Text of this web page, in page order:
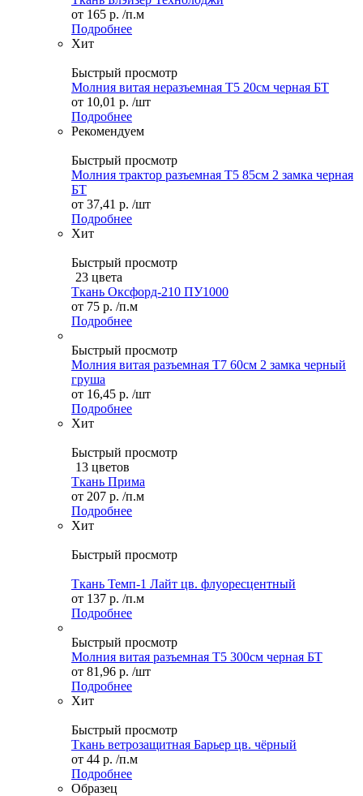
от 165 р. /п.м
Подробнее
Хит
Быстрый просмотр
Молния витая неразъемная Т5 20см черная БТ
от 10,01 р. /шт
Подробнее
Рекомендуем
Быстрый просмотр
Молния трактор разъемная Т5 85см 2 замка черная
БТ
от 37,41 р. /шт
Подробнее
Хит
Быстрый просмотр
23 цвета
Ткань Оксфорд-210 ПУ1000
от 75 р. /п.м
Подробнее
Быстрый просмотр
Молния витая разъемная Т7 60см 2 замка черный
груша
от 16,45 р. /шт
Подробнее
Хит
Быстрый просмотр
13 цветов
Ткань Прима
от 207 р. /п.м
Подробнее
Хит
Быстрый просмотр
Ткань Темп-1 Лайт цв. флуоресцентный
от 137 р. /п.м
Подробнее
Быстрый просмотр
Молния витая разъемная Т5 300см черная БТ
от 81,96 р. /шт
Подробнее
Хит
Быстрый просмотр
Ткань ветрозащитная Барьер цв. чёрный
от 44 р. /п.м
Подробнее
Образец